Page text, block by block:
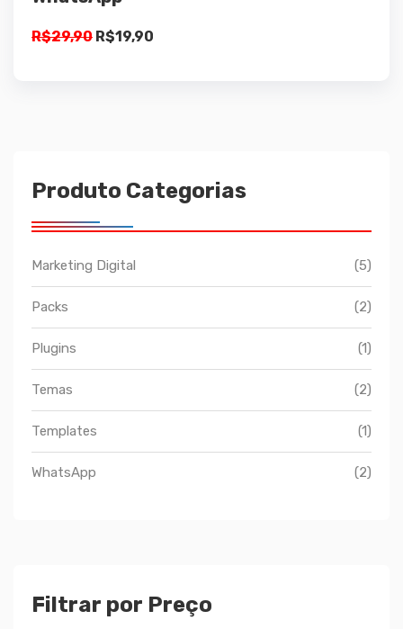
Produto Categorias
Marketing Digital (5)
Packs (2)
Plugins (1)
Temas (2)
Templates (1)
WhatsApp (2)
Filtrar por Preço
R$29,90 O
R$19,90